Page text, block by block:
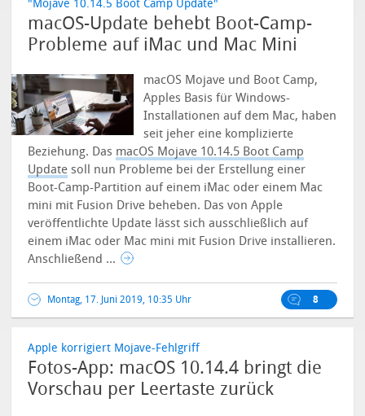
"Mojave 10.14.5 Boot Camp Update"
macOS-Update behebt Boot-Camp-
Probleme auf iMac und Mac Mini
macOS Mojave und Boot Camp,
Apples Basis für Windows-
Installationen auf dem Mac, haben
seit jeher eine komplizierte
Beziehung. Das macOS Mojave 10.14.5 Boot Camp
Update soll nun Probleme bei der Erstellung einer
Boot-Camp-Partition auf einem iMac oder einem Mac
mini mit Fusion Drive beheben. Das von Apple
veröffentlichte Update lässt sich ausschließlich auf
einem iMac oder Mac mini mit Fusion Drive installieren.
Anschließend ...
Montag, 17. Juni 2019, 10:35 Uhr 8
Apple korrigiert Mojave-Fehlgriff
Fotos-App: macOS 10.14.4 bringt die
Vorschau per Leertaste zurück